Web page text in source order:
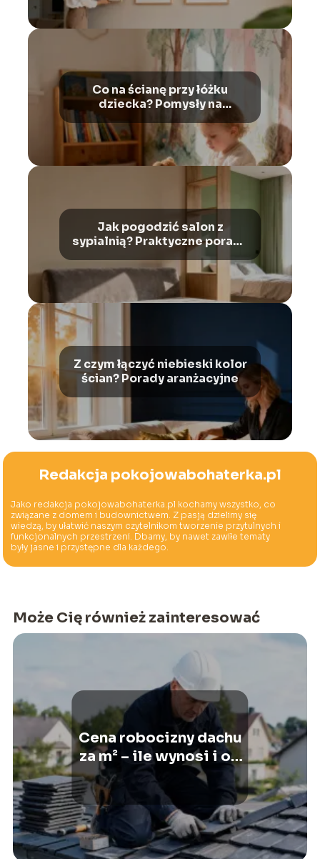
Co na ścianę przy łóżku
dziecka? Pomysły na
aranżację
Jak pogodzić salon z
sypialnią? Praktyczne porady
aranżacyjne
Z czym łączyć niebieski kolor
ścian? Porady aranżacyjne
Redakcja pokojowabohaterka.pl
Jako redakcja pokojowabohaterka.pl kochamy wszystko, co
związane z domem i budownictwem. Z pasją dzielimy się
wiedzą, by ułatwić naszym czytelnikom tworzenie przytulnych i
funkcjonalnych przestrzeni. Dbamy, by nawet zawiłe tematy
były jasne i przystępne dla każdego.
Może Cię również zainteresować
Cena robocizny dachu
za m² – ile wynosi i od
czego zależy?